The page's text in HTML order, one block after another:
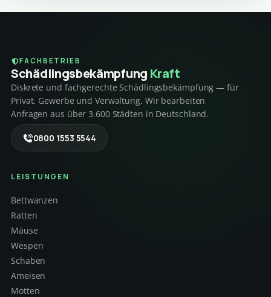
FACHBETRIEB
Schädlings­bekämpfung Kraft
Diskrete und fachgerechte Schädlingsbekämpfung — für
Privat, Gewerbe und Verwaltung. Wir bearbeiten
Anfragen aus über 3.600 Städten in Deutschland.
0800 1553 5544
LEISTUNGEN
Bettwanzen
Ratten
Mäuse
Wespen
Schaben
Ameisen
Motten